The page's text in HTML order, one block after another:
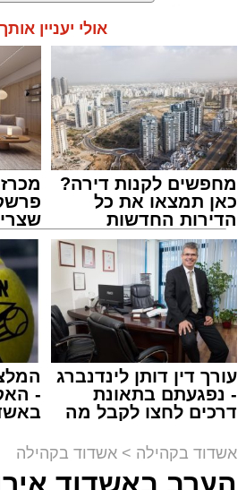
תגים:אשדוד, בעלזא, הילולא
אולי יעניין
מחפשים לקנות דירה?
כאן תמצאו את כל
הדירות החדשות
למכירה באשדוד >>>
עורך דין דותן לינדנברג
- נפגעתם בתאונת
דרכים לחצו לקבל מה
-
אשדוד בקהילה > אשדוד בקהילה